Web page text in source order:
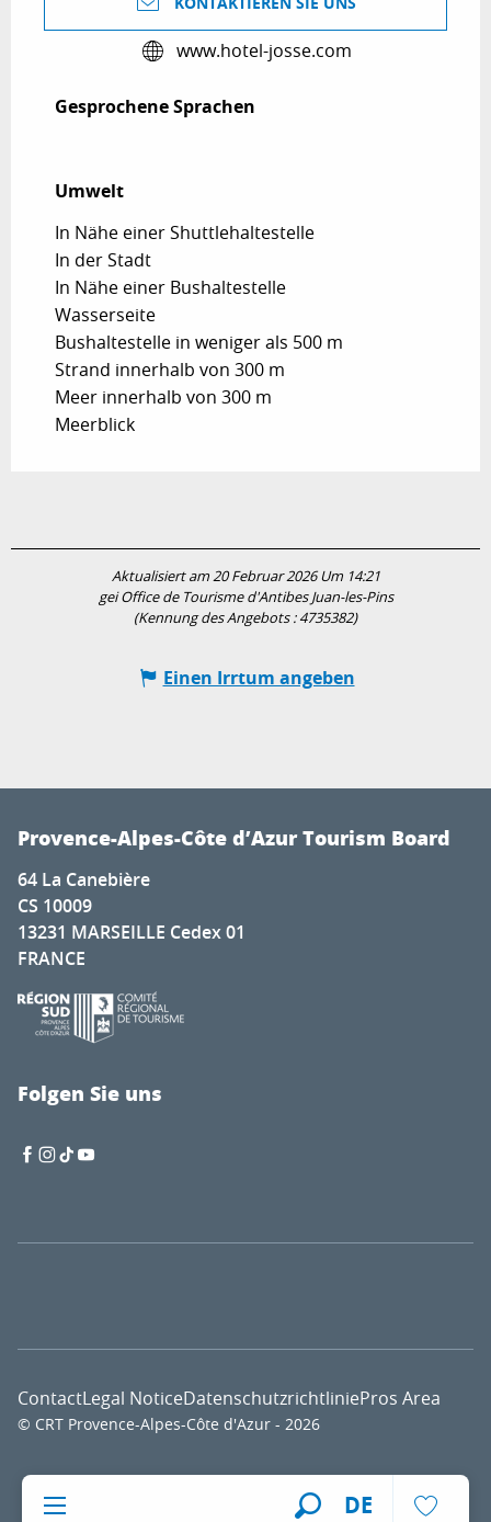
DE
www.hotel-josse.com
Gesprochene Sprachen
Gesprochene Sprachen
Umwelt
Umwelt
In Nähe einer Shuttlehaltestelle
In der Stadt
In Nähe einer Bushaltestelle
Wasserseite
Bushaltestelle in weniger als 500 m
Strand innerhalb von 300 m
Meer innerhalb von 300 m
Meerblick
Aktualisiert am 20 Februar 2026 Um 14:21
gei Office de Tourisme d'Antibes Juan-les-Pins
(Kennung des Angebots :4735382)
Einen Irrtum angeben
Provence-Alpes-Côte d’Azur Tourism Board
64 La Canebière
CS 10009
13231 MARSEILLE Cedex 01
FRANCE
Folgen Sie uns
© CRT Provence-Alpes-Côte d'Azur - 2026
ContactLegal NoticeDatenschutzrichtliniePros Area